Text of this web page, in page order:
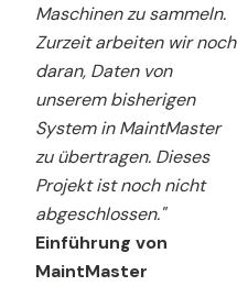
Maschinen zu sammeln.
Zurzeit arbeiten wir noch
daran, Daten von
unserem bisherigen
System in MaintMaster
zu übertragen. Dieses
Projekt ist noch nicht
abgeschlossen."
Einführung von
MaintMaster